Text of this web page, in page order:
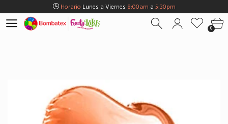
Horario Lunes a Viernes 8:00am a 5:30pm
HorarioSábados
5:00pm
HorarioDomingos y Fest.
0